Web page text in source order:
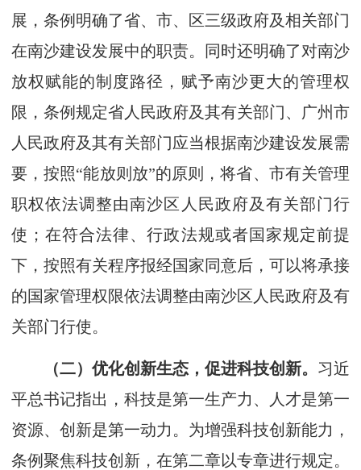
展，条例明确了省、市、区三级政府及相关部门
在南沙建设发展中的职责。同时还明确了对南沙
放权赋能的制度路径，赋予南沙更大的管理权
限，条例规定省人民政府及其有关部门、广州市
人民政府及其有关部门应当根据南沙建设发展需
要，按照“能放则放”的原则，将省、市有关管理
职权依法调整由南沙区人民政府及有关部门行
使；在符合法律、行政法规或者国家规定前提
下，按照有关程序报经国家同意后，可以将承接
的国家管理权限依法调整由南沙区人民政府及有
关部门行使。
（二）优化创新生态，促进科技创新。 习近
平总书记指出，科技是第一生产力、人才是第一
资源、创新是第一动力。为增强科技创新能力，
条例聚焦科技创新，在第二章以专章进行规定。